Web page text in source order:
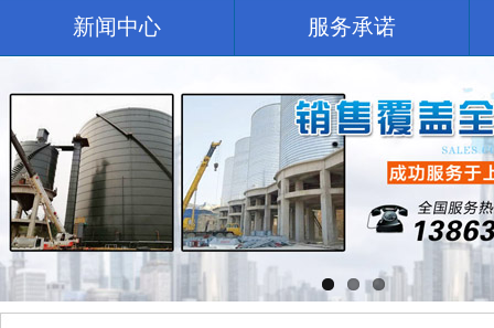
新闻中心 服务承诺